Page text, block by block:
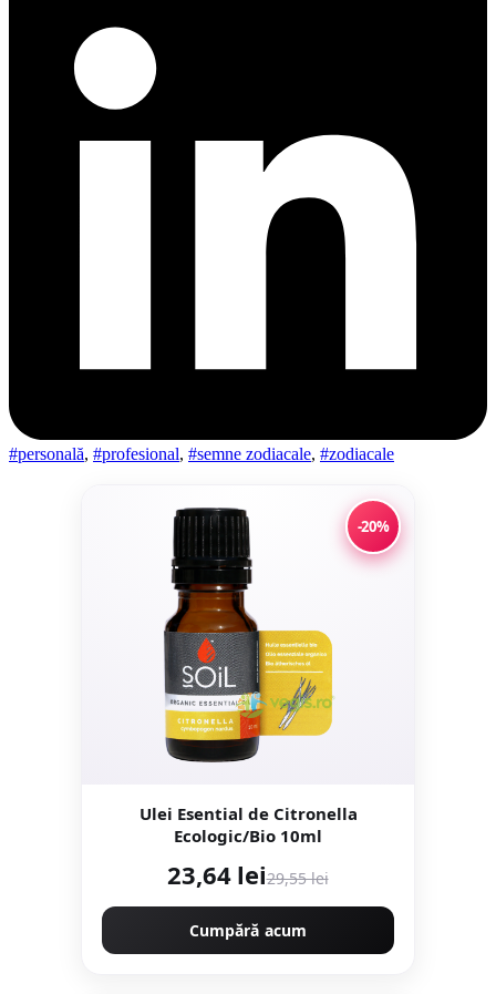
#personală, #profesional, #semne zodiacale, #zodiacale
-20%
Ulei Esential de Citronella
Ecologic/Bio 10ml
23,64 lei29,55 lei
Cumpără acum